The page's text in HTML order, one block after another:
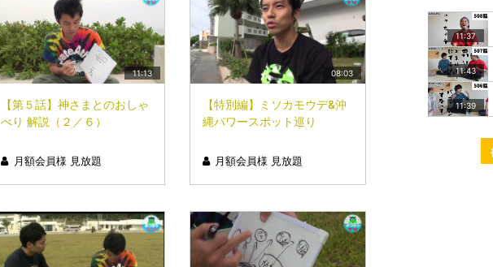
11:13
【第５話】神さまとのおしゃ
べり 解説（２／６）
月額会員様 見放題
08:03
【特別編】ミソカモウデ&沖
縄パワースポット巡り
月額会員様 見放題
11:37
11:43
11:39